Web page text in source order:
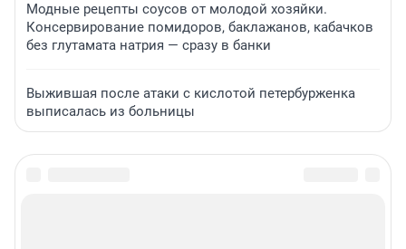
Модные рецепты соусов от молодой хозяйки.
Консервирование помидоров, баклажанов, кабачков
без глутамата натрия — сразу в банки
Выжившая после атаки с кислотой петербурженка
выписалась из больницы